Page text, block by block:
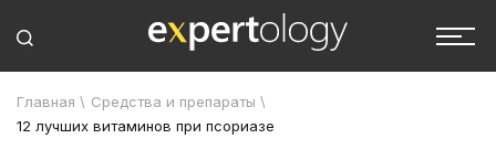
Главная \ Средства и препараты \
12 лучших витаминов при псориазе